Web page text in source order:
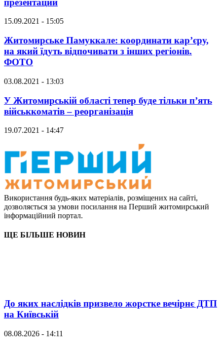
15.09.2021 - 15:05
Житомирське Памуккале: координати кар’єру,
на який їдуть відпочивати з інших регіонів.
ФОТО
03.08.2021 - 13:03
У Житомирській області тепер буде тільки п’ять
військкоматів – реорганізація
19.07.2021 - 14:47
Використання будь-яких матеріалів, розміщених на сайті,
дозволяється за умови посилання на Перший житомирський
інформаційний портал.
ЩЕ БІЛЬШЕ НОВИН
До яких наслідків призвело жорстке вечірнє ДТП
на Київській
08.08.2026 - 14:11